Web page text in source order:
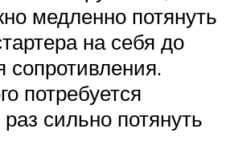
медленно потянуть
на себя до
сопротивления.
потребуется
раз сильно потянуть